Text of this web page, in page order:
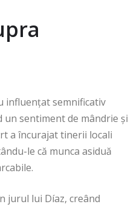
influențat semnificativ
sentiment de mândrie și
a încurajat tinerii locali
le că munca asiduă
jurul lui Díaz, creând